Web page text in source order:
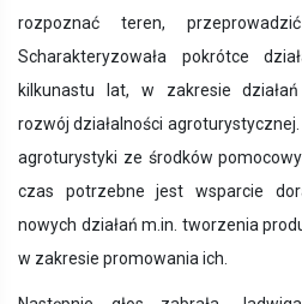
rozpoznać teren,
Scharakteryzowała pokrótce
kilkunastu lat, w zakresie
rozwój działalności
agroturystyki ze środków
czas potrzebne jest wsparcie
nowych działań m.in. tworzenia
w zakresie promowania ich.